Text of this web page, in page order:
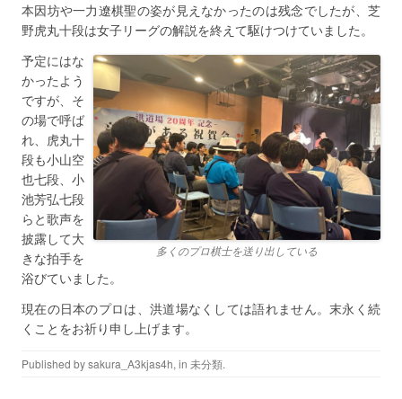
本因坊や一力遼棋聖の姿が見えなかったのは残念でしたが、芝
野虎丸十段は女子リーグの解説を終えて駆けつけていました。
多くのプロ棋士を送り出している
予定にはな
かったよう
ですが、そ
の場で呼ば
れ、虎丸十
段も小山空
也七段、小
池芳弘七段
らと歌声を
披露して大
きな拍手を
浴びていました。
現在の日本のプロは、洪道場なくしては語れません。末永く続
くことをお祈り申し上げます。
Published bysakura_A3kjas4h, in 未分類.